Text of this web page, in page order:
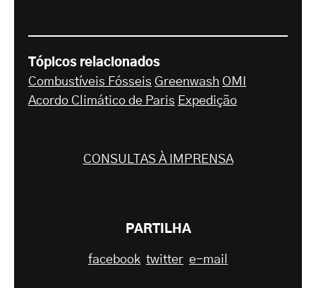
Tópicos relacionados
Combustíveis Fósseis Greenwash OMI
Acordo Climático de Paris Expedição
CONSULTAS À IMPRENSA
PARTILHA
facebook twitter e-mail